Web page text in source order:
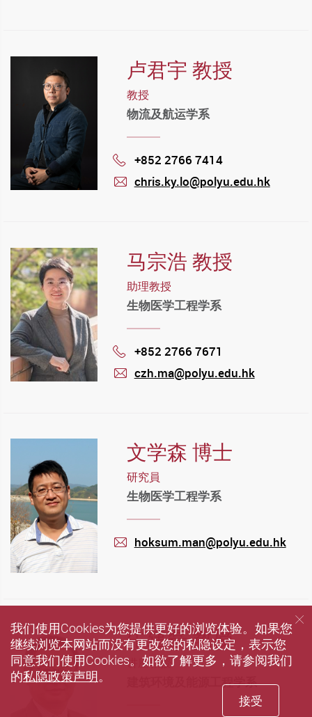
卢君宇 教授
教授
物流及航运学系
Phone
+852 2766 7414
chris.ky.lo@polyu.edu.hk
马宗浩 教授
助理教授
生物医学工程学系
Phone
+852 2766 7671
czh.ma@polyu.edu.hk
文学森 博士
研究員
生物医学工程学系
hoksum.man@polyu.edu.hk
牛建磊 教授
讲座教授
建筑环境及能源工程学系
我们使用Cookies为您提供更好的浏览体验。如果您
继续浏览本网站而没有更改您的私隐设定，表示您
同意我们使用Cookies。如欲了解更多，请参阅我们
的私隐政策声明。
接受